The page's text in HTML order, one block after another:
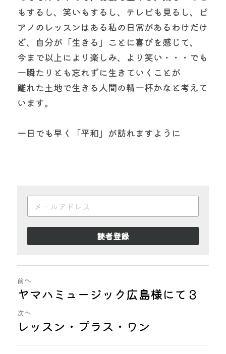
もするし、笑いもするし、テレビも見るし、ピ
アノのレッスンはある私の日常があるわけだけ
ど、自分が「生きる」ことに喜びを感じて、
今まで以上により楽しみ、より笑い・・・でも
一瞬たりとも忘れずに生きていくことが
離れた土地で生きる人間の精一杯かなと考えて
います。
一日でも早く「平和」が訪れますように
読者登録
前へ
ヤマハミュージック広島様にて３
次へ
レッスン・プラス・ワン